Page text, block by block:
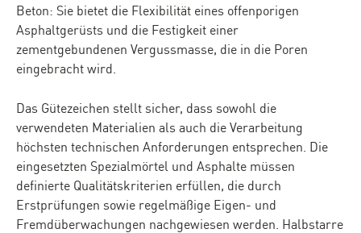
Beton: Sie bietet die Flexibilität eines offenporigen
Asphaltgerüsts und die Festigkeit einer
zementgebundenen Vergussmasse, die in die Poren
eingebracht wird.
Das Gütezeichen stellt sicher, dass sowohl die
verwendeten Materialien als auch die Verarbeitung
höchsten technischen Anforderungen entsprechen. Die
eingesetzten Spezialmörtel und Asphalte müssen
definierte Qualitätskriterien erfüllen, die durch
Erstprüfungen sowie regelmäßige Eigen- und
Fremdüberwachungen nachgewiesen werden. Halbstarre